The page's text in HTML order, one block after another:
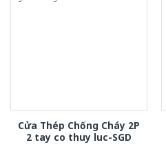
Cửa Thép Chống Cháy 2P
2 tay co thuy luc-SGD